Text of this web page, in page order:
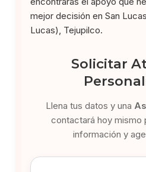
mejor decisión en San
Lucas), Tejupilco.
Solicitar
Llena tus datos y una
contactará hoy mismo
información y